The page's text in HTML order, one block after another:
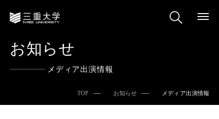
お知らせ
メディア出演情報
TOP お知らせ メディア出演情報